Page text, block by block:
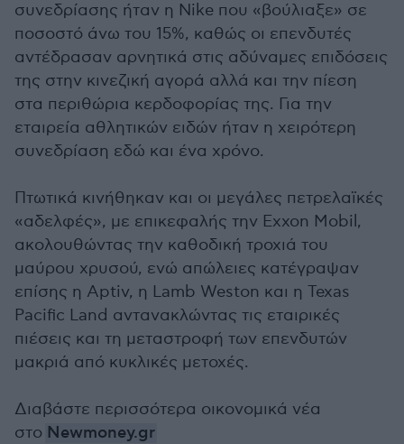
συνεδρίασης ήταν η Nike που «βούλιαξε» σε
ποσοστό άνω του 15%, καθώς οι επενδυτές
αντέδρασαν αρνητικά στις αδύναμες επιδόσεις
της στην κινεζική αγορά αλλά και την πίεση
στα περιθώρια κερδοφορίας της. Για την
εταιρεία αθλητικών ειδών ήταν η χειρότερη
συνεδρίαση εδώ και ένα χρόνο.
Πτωτικά κινήθηκαν και οι μεγάλες πετρελαϊκές
«αδελφές», με επικεφαλής την Exxon Mobil,
ακολουθώντας την καθοδική τροχιά του
μαύρου χρυσού, ενώ απώλειες κατέγραψαν
επίσης η Aptiv, η Lamb Weston και η Texas
Pacific Land αντανακλώντας τις εταιρικές
πιέσεις και τη μεταστροφή των επενδυτών
μακριά από κυκλικές μετοχές.
Διαβάστε περισσότερα οικονομικά νέα
στο Newmoney.gr